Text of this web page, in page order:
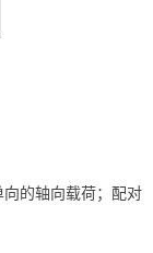
的轴向载荷；配对